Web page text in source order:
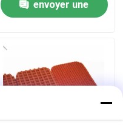
voie 1.28mmenvoyer une